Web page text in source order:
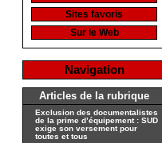
Sites favoris
Sur le Web
Navigation
Articles de la rubrique
Exclusion des documentalistes
de la prime d’équipement : SUD
exige son versement pour
toutes et tous